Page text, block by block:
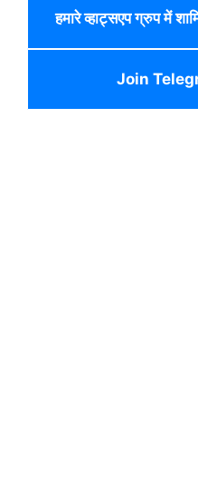
हमारे व्हाट्सएप ग्रुप में
Join